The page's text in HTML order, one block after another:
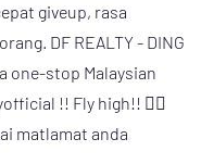
giveup, rasa
DF REALTY - DING
one-stop Malaysian
!! Fly high!! ❤️‍🔥
matlamat anda